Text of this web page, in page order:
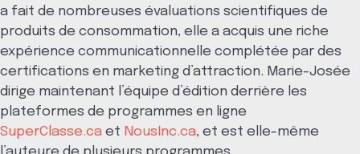
a fait de nombreuses évaluations scientifiques de
produits de consommation, elle a acquis une riche
expérience communicationnelle complétée par des
certifications en marketing d’attraction. Marie-Josée
dirige maintenant l’équipe d’édition derrière les
plateformes de programmes en ligne
SuperClasse.ca et NousInc.ca, et est elle-même